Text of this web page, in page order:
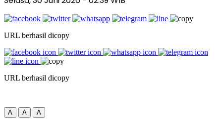
URL berhasil dicopy
URL berhasil dicopy
A A A